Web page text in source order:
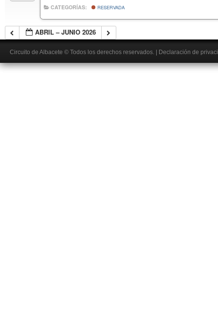
CATEGORÍAS: RESERVADA
ABRIL – JUNIO 2026
Circuito de Albacete © Todos los derechos reservados. Declaración de